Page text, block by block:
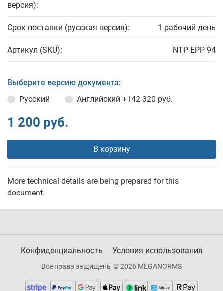
версия):
Срок поставки (русская версия): 1 рабочий день
Артикул (SKU): NTP EPP 94
Выберите версию документа:
Русский
Английский +142 320 руб.
1 200 руб.
В корзину
More technical details are being prepared for this
document.
Конфиденциальность Условия использования
Все права защищены © 2026 MEGANORMS